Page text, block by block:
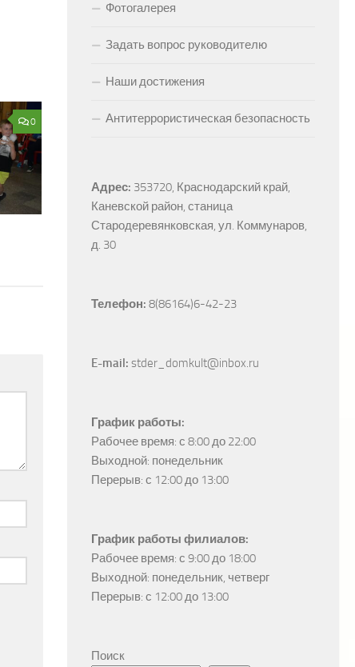
0
Фотогалерея
Задать вопрос руководителю
Наши достижения
Антитеррористическая безопасность
Адрес: 353720, Краснодарский край,
Каневской район, станица
Стародеревянковская, ул. Коммунаров,
д. 30
Телефон: 8(86164)6-42-23
E-mail: stder_domkult@inbox.ru
График работы:
Рабочее время: с 8:00 до 22:00
Выходной: понедельник
Перерыв: с 12:00 до 13:00
График работы филиалов:
Рабочее время: с 9:00 до 18:00
Выходной: понедельник, четверг
Перерыв: с 12:00 до 13:00
Поиск